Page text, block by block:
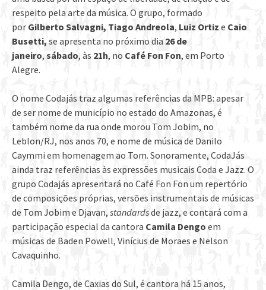
respeito pela arte da música. O grupo, formado
por Gilberto Salvagni, Tiago Andreola, Luiz Ortiz e Caio
Busetti, se apresenta no próximo dia 26 de
janeiro, sábado, às 21h, no Café Fon Fon, em Porto
Alegre.
O nome Codajás traz algumas referências da MPB: apesar
de ser nome de município no estado do Amazonas, é
também nome da rua onde morou Tom Jobim, no
Leblon/RJ, nos anos 70, e nome de música de Danilo
Caymmi em homenagem ao Tom. Sonoramente, CodaJás
ainda traz referências às expressões musicais Coda e Jazz. O
grupo Codajás apresentará no Café Fon Fon um repertório
de composições próprias, versões instrumentais de músicas
de Tom Jobim e Djavan, standardsde jazz, e contará com a
participação especial da cantora Camila Dengo em
músicas de Baden Powell, Vinícius de Moraes e Nelson
Cavaquinho.
Camila Dengo, de Caxias do Sul, é cantora há 15 anos,